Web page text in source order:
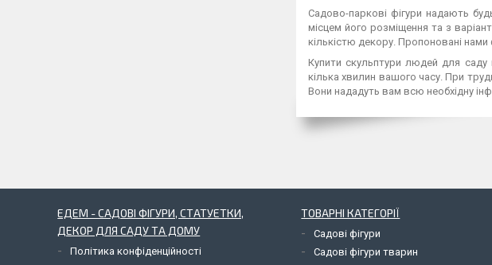
Садово-паркові фігури надають
місцем його розміщення та з
кількістю декору. Пропоновані
Купити скульптури людей для саду
кілька хвилин вашого часу. При
Вони нададуть вам всю необхідну
ЕДЕМ - САДОВІ ФІГУРИ, СТАТУЕТКИ,
ДЕКОР ДЛЯ САДУ ТА ДОМУ
Політика конфіденційності
ТОВАРНІ КАТЕГОРІЇ
Садові фігури
Садові фігури тварин